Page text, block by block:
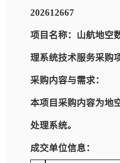
202612667
项目名称：山航地空
理系统技术服务采购
采购内容与需求：
本项目采购内容为地
处理系统。
成交单位信息：